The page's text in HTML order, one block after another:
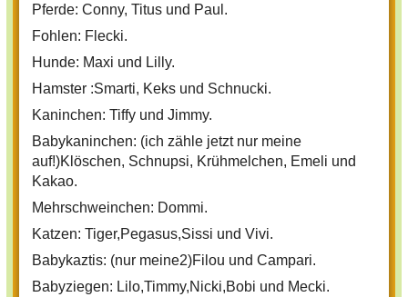
Pferde: Conny, Titus und Paul.
Fohlen: Flecki.
Hunde: Maxi und Lilly.
Hamster :Smarti, Keks und Schnucki.
Kaninchen: Tiffy und Jimmy.
Babykaninchen: (ich zähle jetzt nur meine
auf!)Klöschen, Schnupsi, Krühmelchen, Emeli und
Kakao.
Mehrschweinchen: Dommi.
Katzen: Tiger,Pegasus,Sissi und Vivi.
Babykaztis: (nur meine2)Filou und Campari.
Babyziegen: Lilo,Timmy,Nicki,Bobi und Mecki.